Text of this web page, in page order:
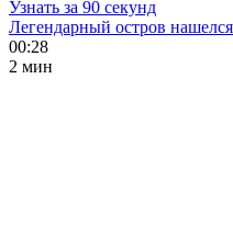
Узнать за 90 секунд
Легендарный остров
00:28
2 мин